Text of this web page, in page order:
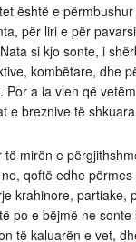
është e
për liri e për
si kjo sonte, i
kombëtare, dhe
Por a ia vlen që
e breznive të
mirën e
qoftë edhe
krahinore, partiake,
po e bëjmë ne sonte
të kaluarën e vet,